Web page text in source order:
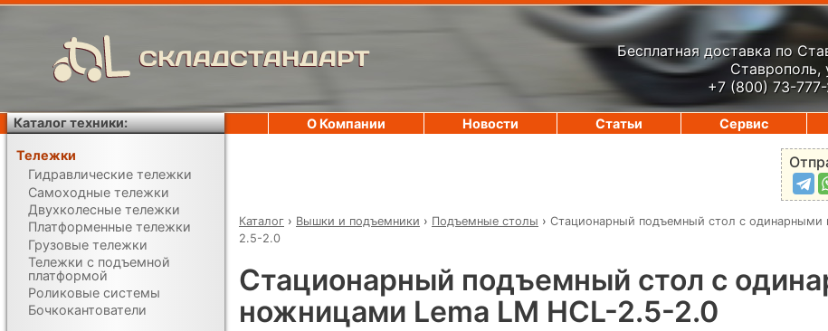
СКЛАДСТАНДАРТ
Бесплатная доставка по
Ставрополь,
+7 (800) 73-
Каталог › Вышки и подъемники › Подъемные столы › Стационарный подъемный стол с одинарными
2.5-2.0
Стационарный подъемный стол с
ножницами Lema LM HCL-2.5-2.0
О Компании Новости Статьи Сервис
Каталог техники:
Тележки
Гидравлические тележки
Самоходные тележки
Двухколесные тележки
Платформенные тележки
Грузовые тележки
Тележки с подъемной
платформой
Роликовые системы
Бочкокантователи